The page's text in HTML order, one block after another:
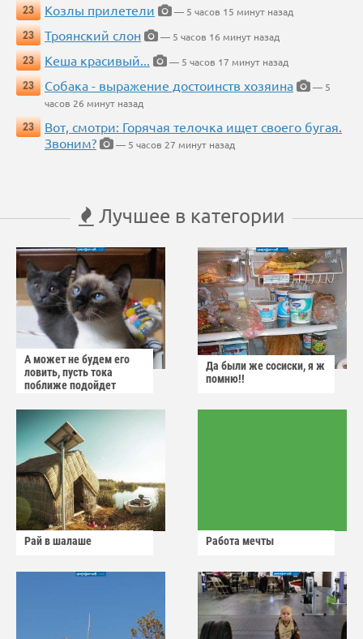
23
Козлы прилетели
— 5 часов 15 минут назад
23
Троянский слон
— 5 часов 16 минут назад
23
Кеша красивый...
— 5 часов 17 минут назад
23
Собака - выражение достоинств хозяина
— 5
часов 26 минут назад
23
Вот, смотри: Горячая телочка ищет своего бугая.
Звоним?
— 5 часов 27 минут назад
Лучшее в категории
А может не будем его
ловить, пусть тока
поближе подойдет
Да были же сосиски, я ж
помню!!
Рай в шалаше Работа мечты